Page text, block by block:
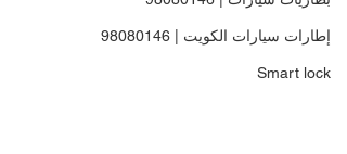
إطارات سيارات الكويت | 98080146
Smart lock